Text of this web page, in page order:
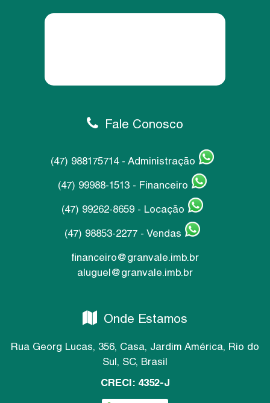
Fale Conosco
(47) 988175714 - Administração
(47) 99988-1513 - Financeiro
(47) 99262-8659 - Locação
(47) 98853-2277 - Vendas
financeiro@granvale.imb.br
aluguel@granvale.imb.br
Onde Estamos
Rua Georg Lucas, 356, Casa, Jardim América, Rio do
Sul, SC, Brasil
CRECI: 4352-J